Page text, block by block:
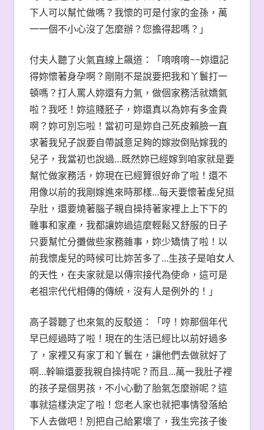
下人可以幫忙做嗎？我懷的可是付家的金孫，萬
一一個不小心沒了怎麼辦？您擔得起嗎？」
付夫人聽了火氣直線上飆道：「唷唷唷~~妳還記
得妳懷著身孕啊？剛剛不是說要把我和丫鬟打一
頓嗎？打人罵人妳還有力氣，做個家務活就嬌氣
啦？我呸！妳這賤胚子，妳還真以為妳有多金貴
啊？妳可別忘啦！當初可是妳自己死皮賴臉一直
求著我兒子說要自帶誠意足夠的嫁妝倒貼嫁我的
兒子，我當初也說過…既然妳已經嫁到咱家就是要
幫忙做家務活，妳現在已經算很好命了啦！還不
用像以前的我剛嫁進來時那樣…每天要懷著虔兒挺
孕肚，還要燒著腦子親自操持著家裡上上下下的
雜事和家產，我都讓妳過這麼輕鬆又舒服的日子
只要幫忙分攤做些家務雜事，妳少矯情了啦！以
前我懷虔兒的時候可比妳苦多了…生孩子是咱女人
的天性，在夫家就是以傳宗接代為使命，這可是
老祖宗代代相傳的傳統，沒有人是例外的！」
高子蓉聽了也來氣的反駁道：「哼！妳那個年代
早已經過時了啦！現在的生活已經比以前好過多
了，家裡又有家丁和丫鬟在，讓他們去做就好了
啊…幹嘛還要我親自操持呢？而且…萬一我肚子裡
的孩子是個男孩，不小心動了胎氣怎麼辦呢？這
事就這樣決定了啦！您老人家也就把事情發落給
下人去做吧！別把自己給累壞了，我生完孩子後